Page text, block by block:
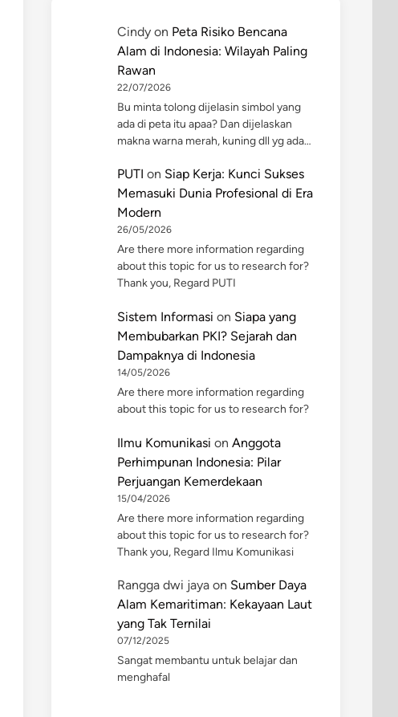
Cindy on Peta Risiko Bencana
Alam di Indonesia: Wilayah Paling
Rawan
22/07/2026
Bu minta tolong dijelasin simbol yang
ada di peta itu apaa? Dan dijelaskan
makna warna merah, kuning dll yg ada…
PUTI on Siap Kerja: Kunci Sukses
Memasuki Dunia Profesional di Era
Modern
26/05/2026
Are there more information regarding
about this topic for us to research for?
Thank you, Regard PUTI
Sistem Informasi on Siapa yang
Membubarkan PKI? Sejarah dan
Dampaknya di Indonesia
14/05/2026
Are there more information regarding
about this topic for us to research for?
Ilmu Komunikasi on Anggota
Perhimpunan Indonesia: Pilar
Perjuangan Kemerdekaan
15/04/2026
Are there more information regarding
about this topic for us to research for?
Thank you, Regard Ilmu Komunikasi
Rangga dwi jaya on Sumber Daya
Alam Kemaritiman: Kekayaan Laut
yang Tak Ternilai
07/12/2025
Sangat membantu untuk belajar dan
menghafal